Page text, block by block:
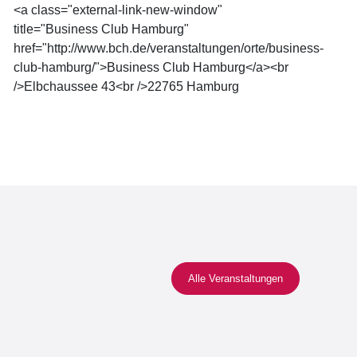
<a class="external-link-new-window"
title="Business Club Hamburg"
href="http://www.bch.de/veranstaltungen/orte/business-
club-hamburg/">Business Club Hamburg</a><br
/>Elbchaussee 43<br />22765 Hamburg
Alle Veranstaltungen